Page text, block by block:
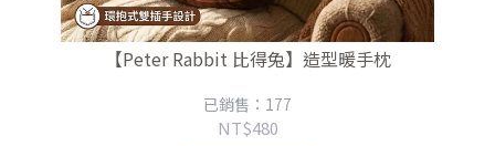
【Peter Rabbit 比得兔】造型暖手枕
已銷售：177
NT$480